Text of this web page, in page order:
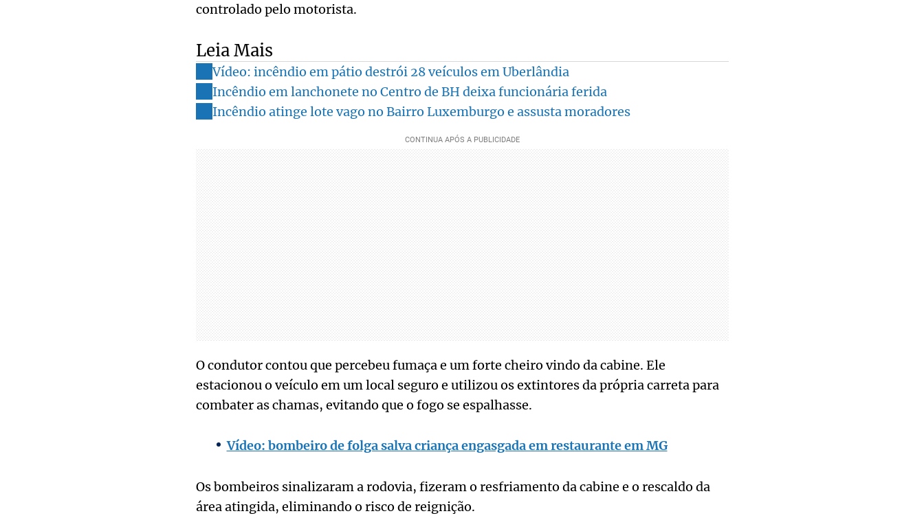
controlado pelo motorista.
Leia Mais
Vídeo: incêndio em pátio destrói 28 veículos em Uberlândia
Incêndio em lanchonete no Centro de BH deixa funcionária ferida
Incêndio atinge lote vago no Bairro Luxemburgo e assusta moradores
O condutor contou que percebeu fumaça e um forte cheiro vindo da cabine. Ele
estacionou o veículo em um local seguro e utilizou os extintores da própria carreta para
combater as chamas, evitando que o fogo se espalhasse.
Vídeo: bombeiro de folga salva criança engasgada em restaurante em MG
Os bombeiros sinalizaram a rodovia, fizeram o resfriamento da cabine e o rescaldo da
área atingida, eliminando o risco de reignição.